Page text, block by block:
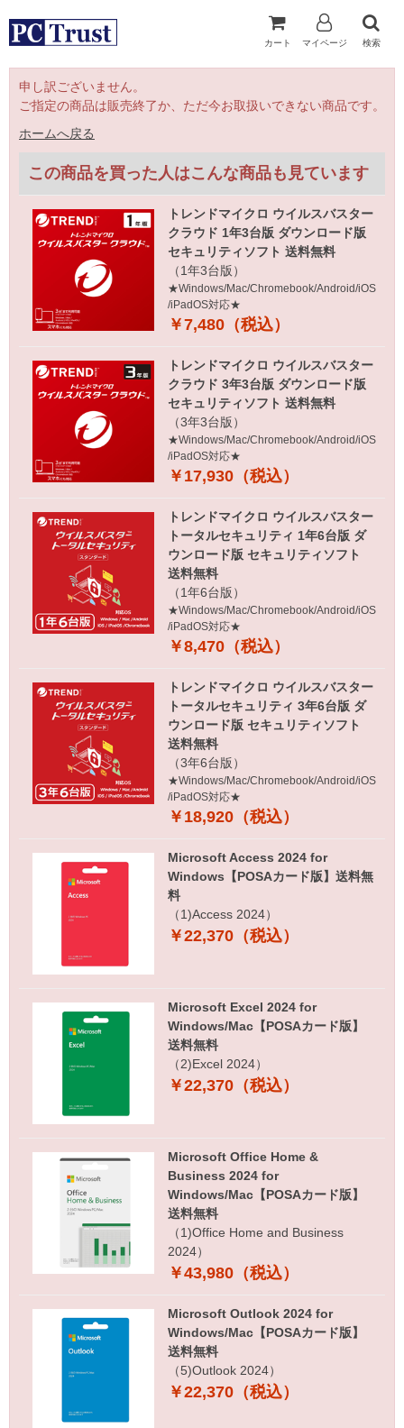
カート マイページ 検索
申し訳ございません。
ご指定の商品は販売終了か、ただ今お取扱いできない商品です。
ホームへ戻る
この商品を買った人はこんな商品も見ています
トレンドマイクロ ウイルスバスター
クラウド 1年3台版 ダウンロード版
セキュリティソフト 送料無料
（1年3台版）
★Windows/Mac/Chromebook/Android/iOS
/iPadOS対応★
￥7,480（税込）
トレンドマイクロ ウイルスバスター
クラウド 3年3台版 ダウンロード版
セキュリティソフト 送料無料
（3年3台版）
★Windows/Mac/Chromebook/Android/iOS
/iPadOS対応★
￥17,930（税込）
トレンドマイクロ ウイルスバスター
トータルセキュリティ 1年6台版 ダ
ウンロード版 セキュリティソフト
送料無料
（1年6台版）
★Windows/Mac/Chromebook/Android/iOS
/iPadOS対応★
￥8,470（税込）
トレンドマイクロ ウイルスバスター
トータルセキュリティ 3年6台版 ダ
ウンロード版 セキュリティソフト
送料無料
（3年6台版）
★Windows/Mac/Chromebook/Android/iOS
/iPadOS対応★
￥18,920（税込）
Microsoft Access 2024 for
Windows【POSAカード版】送料無
料
（1)Access 2024）
￥22,370（税込）
Microsoft Excel 2024 for
Windows/Mac【POSAカード版】
送料無料
（2)Excel 2024）
￥22,370（税込）
Microsoft Office Home &
Business 2024 for
Windows/Mac【POSAカード版】
送料無料
（1)Office Home and Business
2024）
￥43,980（税込）
Microsoft Outlook 2024 for
Windows/Mac【POSAカード版】
送料無料
（5)Outlook 2024）
￥22,370（税込）